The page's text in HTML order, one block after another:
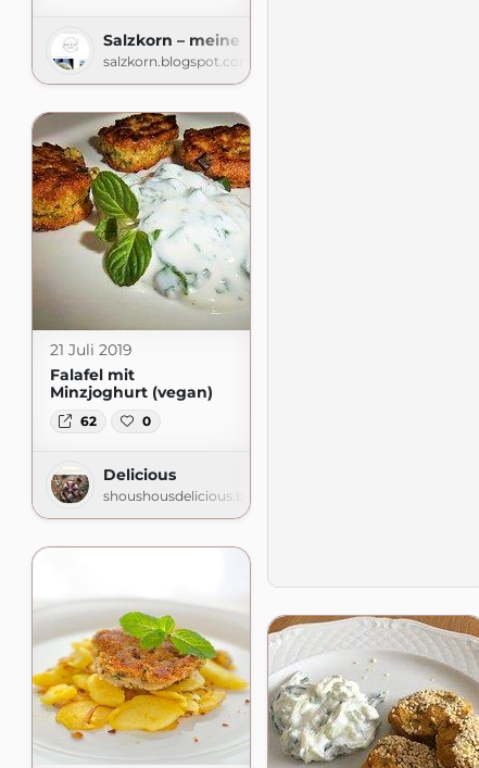
Salzkorn – meine Gartenküche
salzkorn.blogspot.com
21 Juli 2019
Falafel mit
Minzjoghurt (vegan)
62 0
Delicious
shoushousdelicious.blogspot.com